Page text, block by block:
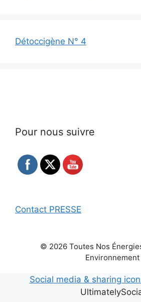
Détoccigène N° 4
Pour nous suivre
Contact PRESSE
© 2026 Toutes Nos
Environnement
Social media & sharing